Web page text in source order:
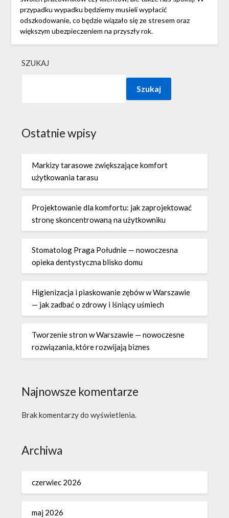
przypadku wypadku będziemy musieli wypłacić
odszkodowanie, co będzie wiązało się ze stresem oraz
większym ubezpieczeniem na przyszły rok.
SZUKAJ
Szukaj
Ostatnie wpisy
Markizy tarasowe zwiększające komfort
użytkowania tarasu
Projektowanie dla komfortu: jak zaprojektować
stronę skoncentrowaną na użytkowniku
Stomatolog Praga Południe — nowoczesna
opieka dentystyczna blisko domu
Higienizacja i piaskowanie zębów w Warszawie
— jak zadbać o zdrowy i lśniący uśmiech
Tworzenie stron w Warszawie — nowoczesne
rozwiązania, które rozwijają biznes
Najnowsze komentarze
Brak komentarzy do wyświetlenia.
Archiwa
czerwiec 2026
maj 2026